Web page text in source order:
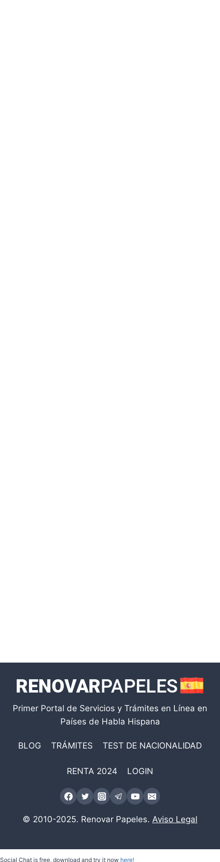
Primer Portal de Servicios y Trámites en Línea en
Países de Habla Hispana
BLOG TRÁMITES TEST DE NACIONALIDAD
RENTA 2024 LOGIN
© 2010-2025. Renovar Papeles. Aviso Legal
Social Chat is free, download and try it now here!